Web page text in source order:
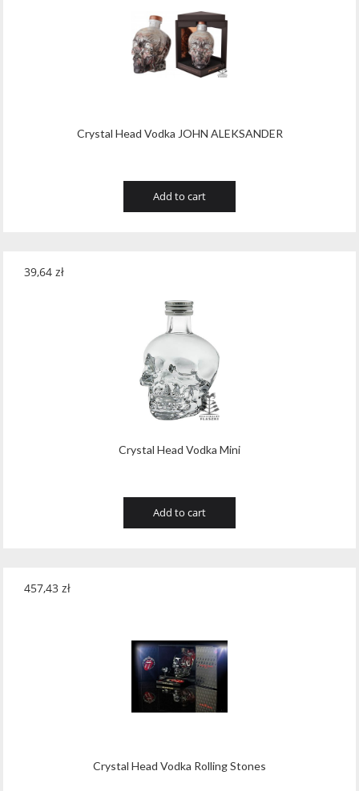
Crystal Head Vodka JOHN ALEKSANDER
Add to cart
Crystal Head Vodka Mini
39,64 zł
Add to cart
Crystal Head Vodka Rolling Stones
457,43 zł